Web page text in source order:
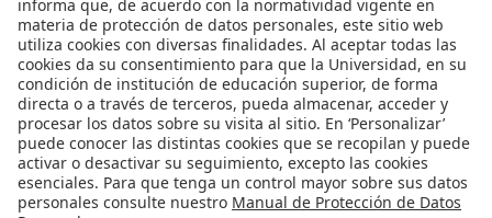
Bajo los términos de esta licencia, se permite
descargar este recurso y compartirlo con otras
personas, siempre y cuando se reconozca su autoría.
No obstante, la licencia impide modificar este material
y prohíbe utilizarlo con fines comerciales. Para
reconocer la autoría de este recurso le recomendamos
citarlo y referenciarlo según las normas del formato